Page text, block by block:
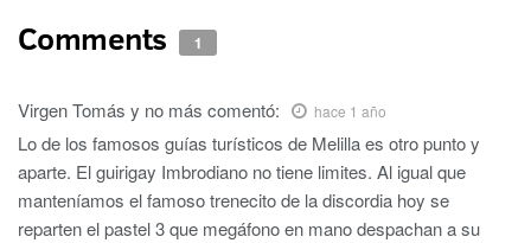
Comments 1
Virgen Tomás y no más comentó: hace 1 año
Lo de los famosos guías turísticos de Melilla es otro punto y
aparte. El guirigay Imbrodiano no tiene limites. Al igual que
manteníamos el famoso trenecito de la discordia hoy se
reparten el pastel 3 que megáfono en mano despachan a su